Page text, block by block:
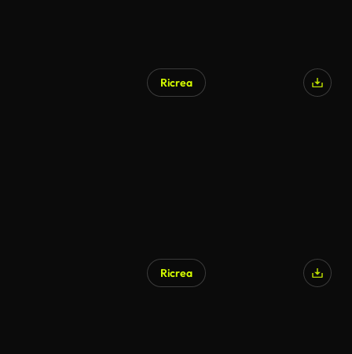
Ricrea
Ricrea